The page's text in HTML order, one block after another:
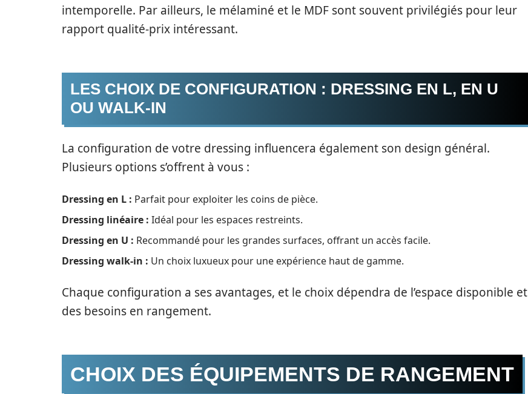
intemporelle. Par ailleurs, le mélaminé et le MDF sont souvent privilégiés pour leur
rapport qualité-prix intéressant.
LES CHOIX DE CONFIGURATION : DRESSING EN L, EN U
OU WALK-IN
La configuration de votre dressing influencera également son design général.
Plusieurs options s’offrent à vous :
Dressing en L : Parfait pour exploiter les coins de pièce.
Dressing linéaire : Idéal pour les espaces restreints.
Dressing en U : Recommandé pour les grandes surfaces, offrant un accès facile.
Dressing walk-in : Un choix luxueux pour une expérience haut de gamme.
Chaque configuration a ses avantages, et le choix dépendra de l’espace disponible et
des besoins en rangement.
CHOIX DES ÉQUIPEMENTS DE RANGEMENT